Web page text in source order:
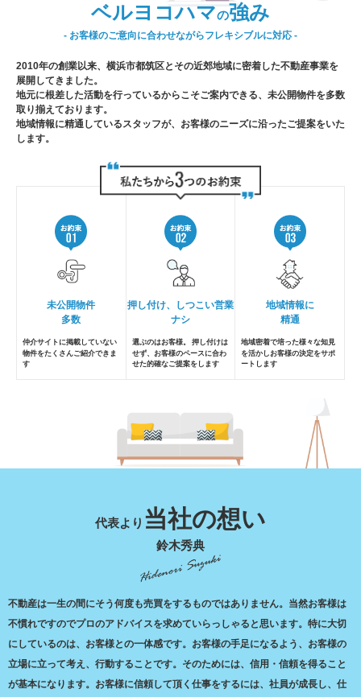
ベルヨコハマの強み
- お客様のご意向に合わせながらフレキシブルに対応 -
2010年の創業以来、横浜市都筑区とその近郊地域に密着した不動産事業を
展開してきました。
地元に根差した活動を行っているからこそご案内できる、未公開物件を多数
取り揃えております。
地域情報に精通しているスタッフが、お客様のニーズに沿ったご提案をいた
します。
未公開物件
多数
仲介サイトに掲載していない
物件をたくさんご紹介できま
す
押し付け、しつこい営業
ナシ
選ぶのはお客様。 押し付けは
せず、
お客様のペースに合わ
せた的確なご提案をします
地域情報に
精通
地域密着で培った様々な知見
を活かし お客様の決定をサポ
ートします
代表より 当社の想い
鈴木秀典
不動産は⼀⽣の間にそう何度も売買をするものではありません。当然お客様は
不慣れですのでプロのアドバイスを求めていらっしゃると思います。特に⼤切
にしているのは、お客様との⼀体感です。お客様の⼿⾜になるよう、お客様の
⽴場に⽴って考え、⾏動することです。そのためには、信⽤・信頼を得ること
が基本になります。お客様に信頼して頂く仕事をするには、社員が成⻑し、仕